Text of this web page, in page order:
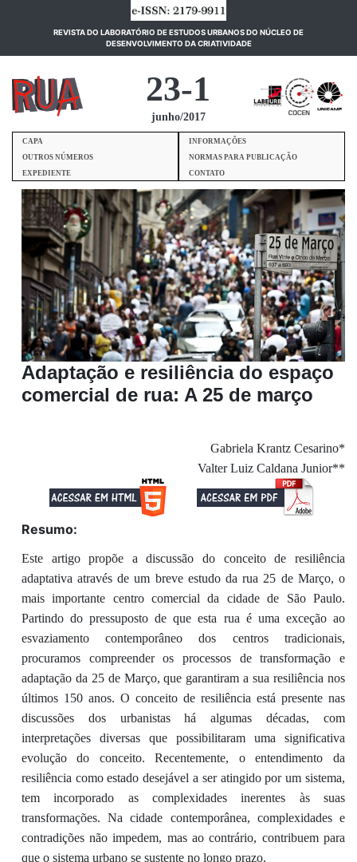
REVISTA DO LABORATÓRIO DE ESTUDOS URBANOS DO NÚCLEO DE
DESENVOLVIMENTO DA CRIATIVIDADE(current)
23-1
junho/2017
CAPA
INFORMAÇÕES
OUTROS NÚMEROS
NORMAS PARA PUBLICAÇÃO
EXPEDIENTE
CONTATO
Adaptação e resiliência do espaço
comercial de rua: A 25 de março
Gabriela Krantz Cesarino*
Valter Luiz Caldana Junior**
Resumo:
Este artigo propõe a discussão do conceito de resiliência
adaptativa através de um breve estudo da rua 25 de Março, o
mais importante centro comercial da cidade de São Paulo.
Partindo do pressuposto de que esta rua é uma exceção ao
esvaziamento contemporâneo dos centros tradicionais,
procuramos compreender os processos de transformação e
adaptação da 25 de Março, que garantiram a sua resiliência nos
últimos 150 anos. O conceito de resiliência está presente nas
discussões dos urbanistas há algumas décadas, com
interpretações diversas que possibilitaram uma significativa
evolução do conceito. Recentemente, o entendimento da
resiliência como estado desejável a ser atingido por um sistema,
tem incorporado as complexidades inerentes às suas
transformações. Na cidade contemporânea, complexidades e
contradições não impedem, mas ao contrário, contribuem para
que o sistema urbano se sustente no longo prazo.